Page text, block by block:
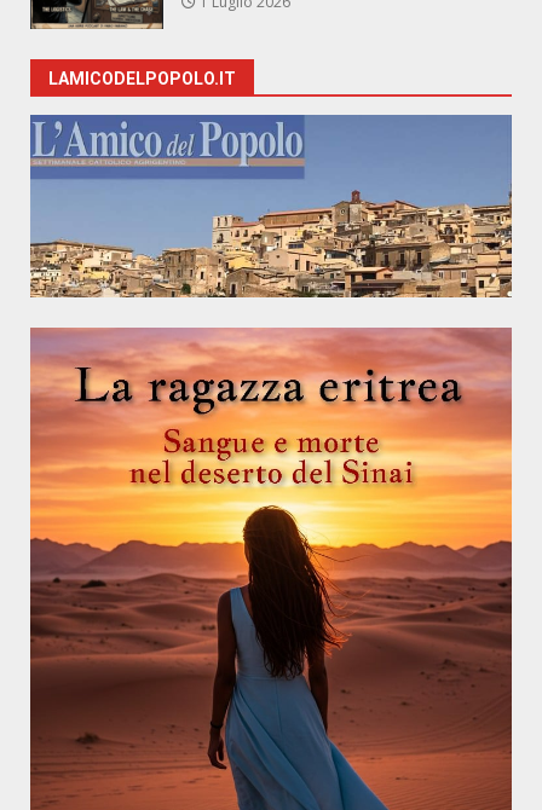
LAMICODELPOPOLO.IT